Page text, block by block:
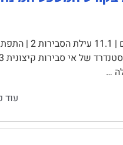
יחידה 11: סבירות
עוד